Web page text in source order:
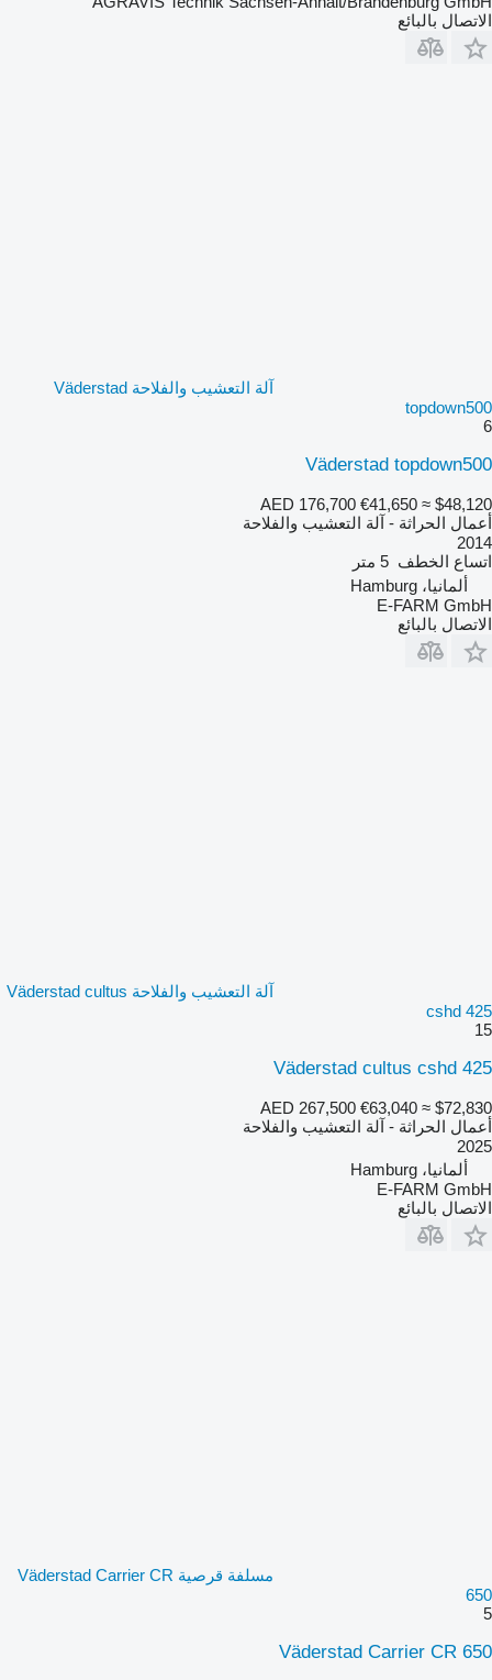
الاتصال بالبائع
آلة التعشيب والفلاحة Väderstad
topdown500
6
Väderstad topdown500
AED 176,700 €41,650 ≈ $48,120
أعمال الحراثة - آلة التعشيب والفلاحة
2014
اتساع الخطف 5 متر
ألمانيا، Hamburg
E-FARM GmbH
الاتصال بالبائع
آلة التعشيب والفلاحة Väderstad cultus
cshd 425
15
Väderstad cultus cshd 425
AED 267,500 €63,040 ≈ $72,830
أعمال الحراثة - آلة التعشيب والفلاحة
2025
ألمانيا، Hamburg
E-FARM GmbH
الاتصال بالبائع
مسلفة قرصية Väderstad Carrier CR
650
5
Väderstad Carrier CR 650